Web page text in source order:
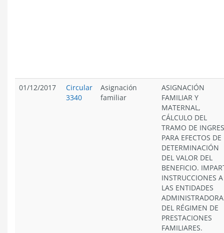
01/12/2017
Circular
3340
Asignación
familiar
ASIGNACIÓN
FAMILIAR Y
MATERNAL,
CÁLCULO DEL
TRAMO DE
PARA EFECTOS DE
DETERMINACIÓN
DEL VALOR DEL
BENEFICIO.
INSTRUCCIONES A
LAS ENTIDADES
DEL RÉGIMEN DE
PRESTACIONES
FAMILIARES.